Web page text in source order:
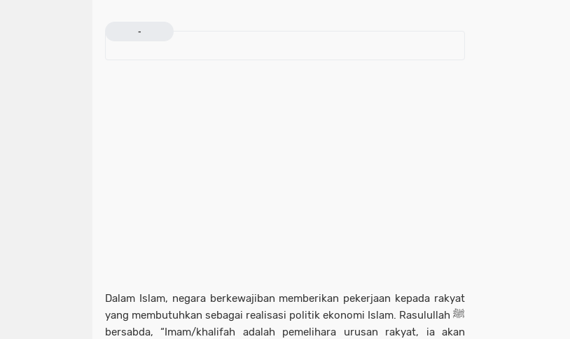
-
Dalam Islam, negara berkewajiban memberikan pekerjaan kepada rakyat
yang membutuhkan sebagai realisasi politik ekonomi Islam. Rasulullah ﷺ
bersabda, “Imam/khalifah adalah pemelihara urusan rakyat, ia akan